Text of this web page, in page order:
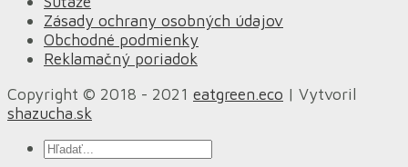
Zásady ochrany osobných údajov
Obchodné podmienky
Reklamačný poriadok
Copyright © 2018 - 2021 eatgreen.eco | Vytvoril
shazucha.sk
Hľadať: